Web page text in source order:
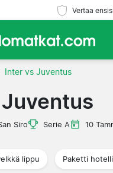
Vertaa
Inter vs Juventus
Siro Serie A 10
lippu Paketti